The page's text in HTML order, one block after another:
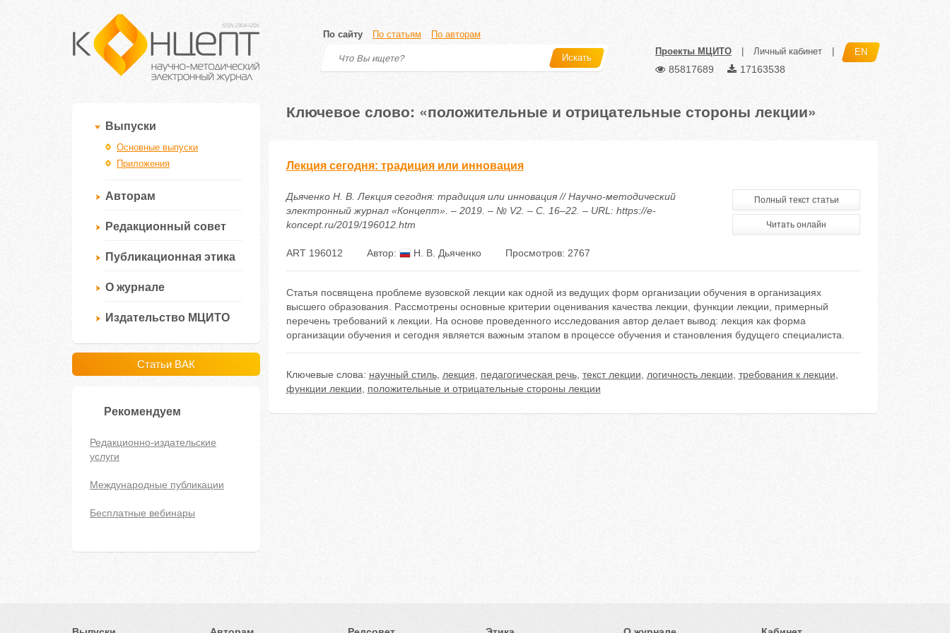
По сайту По статьям По авторам
Искать
Проекты МЦИТО Личный кабинет EN
85817689 17163538
Выпуски
Основные выпуски
Приложения
Авторам
Редакционный совет
Публикационная этика
О журнале
Издательство МЦИТО
Статьи ВАК
Рекомендуем
Редакционно-издательские
услуги
Международные публикации
Бесплатные вебинары
Ключевое слово: «положительные и отрицательные стороны лекции»
Лекция сегодня: традиция или инновация
Дьяченко Н. В. Лекция сегодня: традиция или инновация // Научно-методический
электронный журнал «Концепт». – 2019. – № V2. – С. 16–22. – URL: https://e-
koncept.ru/2019/196012.htm
Полный текст статьи
Читать онлайн
ART 196012 Автор: Н. В. Дьяченко Просмотров: 2767
Статья посвящена проблеме вузовской лекции как одной из ведущих форм организации обучения в организациях
высшего образования. Рассмотрены основные критерии оценивания качества лекции, функции лекции, примерный
перечень требований к лекции. На основе проведенного исследования автор делает вывод: лекция как форма
организации обучения и сегодня является важным этапом в процессе обучения и становления будущего специалиста.
Ключевые слова: научный стиль, лекция педагогическая речь, текст лекции логичность лекции требования к лекции
функции лекции
положительные и отрицательные стороны лекции